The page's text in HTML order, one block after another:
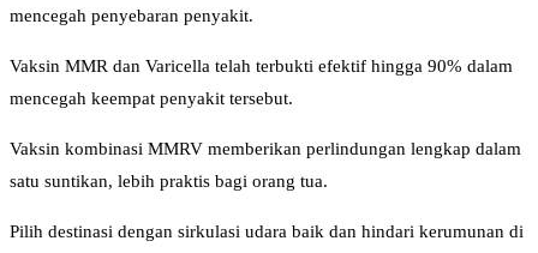
mencegah penyebaran penyakit.
Vaksin MMR dan Varicella telah terbukti efektif hingga 90% dalam
mencegah keempat penyakit tersebut.
Vaksin kombinasi MMRV memberikan perlindungan lengkap dalam
satu suntikan, lebih praktis bagi orang tua.
Pilih destinasi dengan sirkulasi udara baik dan hindari kerumunan di